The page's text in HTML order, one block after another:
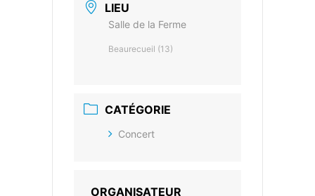
LIEU
Salle de la Ferme
Beaurecueil (13)
CATÉGORIE
Concert
ORGANISATEUR